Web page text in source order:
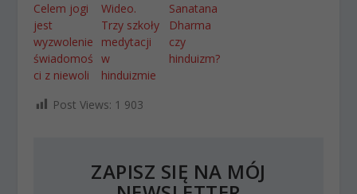
Celem jogi
jest
wyzwolenie
świadomoś
ci z niewoli
Wideo.
Trzy szkoły
medytacji
w
hinduizmie
Sanatana
Dharma
czy
hinduizm?
Post Views: 1 903
ZAPISZ SIĘ NA MÓJ